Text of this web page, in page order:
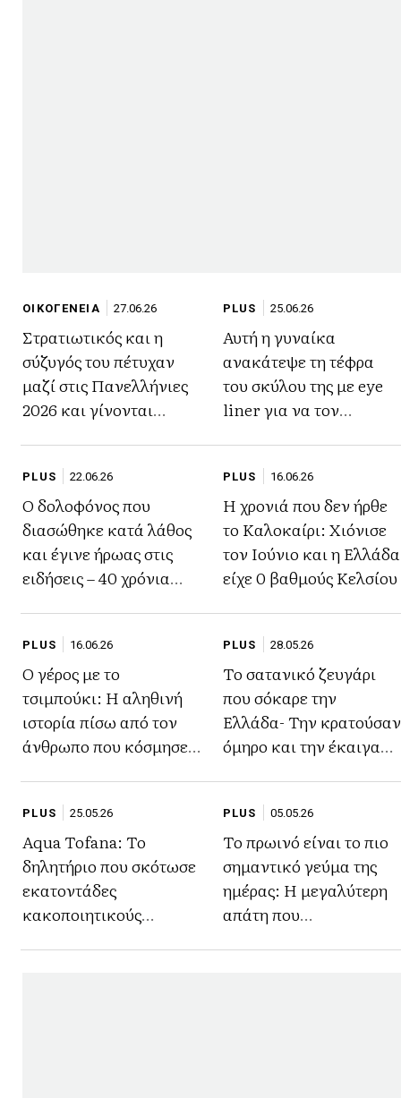
ΟΙΚΟΓΕΝΕΙΑ 27.06.26
Στρατιωτικός και η
σύζυγός του πέτυχαν
μαζί στις Πανελλήνιες
2026 και γίνονται
έχουν ηλικία»
PLUS 25.06.26
Αυτή η γυναίκα
ανακάτεψε τη τέφρα
του σκύλου της με eye
liner για να τον
PLUS 22.06.26
Ο δολοφόνος που
διασώθηκε κατά λάθος
και έγινε ήρωας στις
ειδήσεις – 40 χρόνια
PLUS 16.06.26
Η χρονιά που δεν ήρθε
το Καλοκαίρι: Χιόνισε
τον Ιούνιο και η Ελλάδα
είχε 0 βαθμούς Κελσίου
PLUS 16.06.26
Ο γέρος με το
τσιμπούκι: Η αληθινή
ιστορία πίσω από τον
άνθρωπο που κόσμησε
PLUS 28.05.26
Το σατανικό ζευγάρι
που σόκαρε την
Ελλάδα- Την κρατούσαν
όμηρο και την έκαιγαν
PLUS 25.05.26
Aqua Tofana: Το
δηλητήριο που σκότωσε
εκατοντάδες
κακοποιητικούς
PLUS 05.05.26
Το πρωινό είναι το πιο
σημαντικό γεύμα της
ημέρας: Η μεγαλύτερη
απάτη που